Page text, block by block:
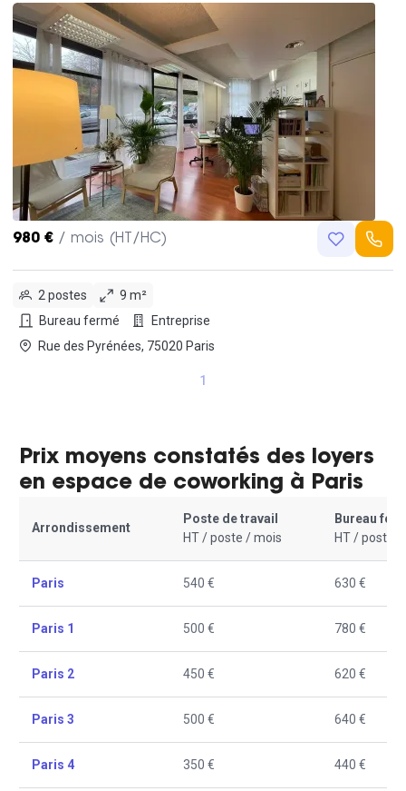
980 € / mois (HT/HC)
2 postes
9 m²
Bureau fermé
Entreprise
Rue des Pyrénées, 75020 Paris
1
Prix moyens constatés des loyers
en espace de coworking à Paris
Arrondissement
Poste de travail
HT / poste / mois
Bureau
HT / poste /
Paris 540 € 630 €
Paris 1 500 € 780 €
Paris 2 450 € 620 €
Paris 3 500 € 640 €
Paris 4 350 € 440 €